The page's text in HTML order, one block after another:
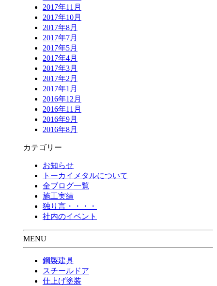
2017年11月
2017年10月
2017年8月
2017年7月
2017年5月
2017年4月
2017年3月
2017年2月
2017年1月
2016年12月
2016年11月
2016年9月
2016年8月
カテゴリー
お知らせ
トーカイメタルについて
全ブログ一覧
施工実績
独り言・・・・
社内のイベント
MENU
鋼製建具
スチールドア
仕上げ塗装